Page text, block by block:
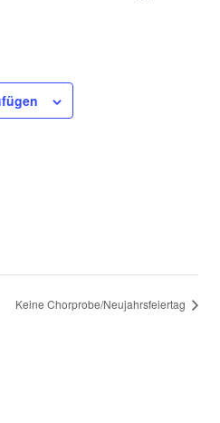
Keine Chorprobe/Neujahrsfeiertag